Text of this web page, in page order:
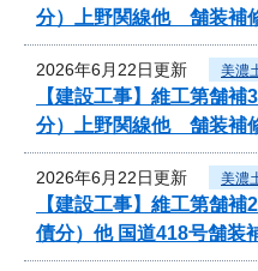
分）上野関線他 舗装補
2026年6月22日更新 美濃
【建設工事】維工第舗
分）上野関線他 舗装補
2026年6月22日更新 美濃
【建設工事】維工第舗
債分）他 国道418号舗装